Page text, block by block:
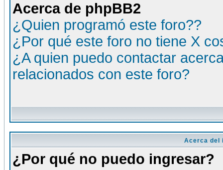
Acerca de phpBB2
¿Quien programó este foro??
¿Por qué este foro no tiene X
¿A quien puedo contactar
relacionados con este foro?
Acerca del
¿Por qué no puedo ingresar?